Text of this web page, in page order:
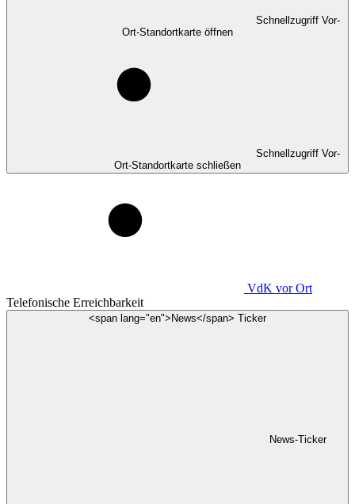
Schnellzugriff Vor-
Ort-Standortkarte öffnen
Schnellzugriff Vor-
Ort-Standortkarte schließen
VdK vor Ort
Telefonische Erreichbarkeit
<span lang="en">News</span> Ticker
News-Ticker